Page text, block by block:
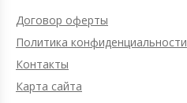
Договор оферты
Политика конфиденциальности
Контакты
Карта сайта